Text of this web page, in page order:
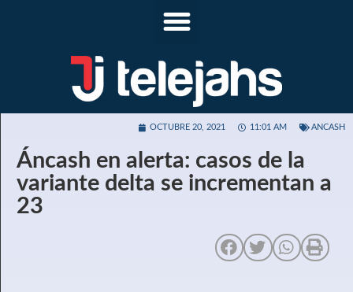
OCTUBRE 20, 2021 11:01 AM ANCASH
Áncash en alerta: casos de la
variante delta se incrementan a
23